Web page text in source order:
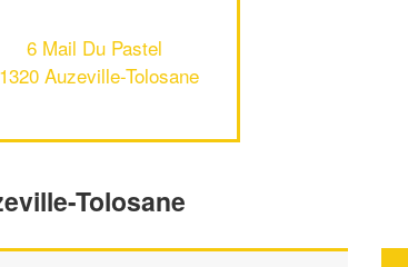
6 Mail Du Pastel
Auzeville-Tolosane
Tolosane